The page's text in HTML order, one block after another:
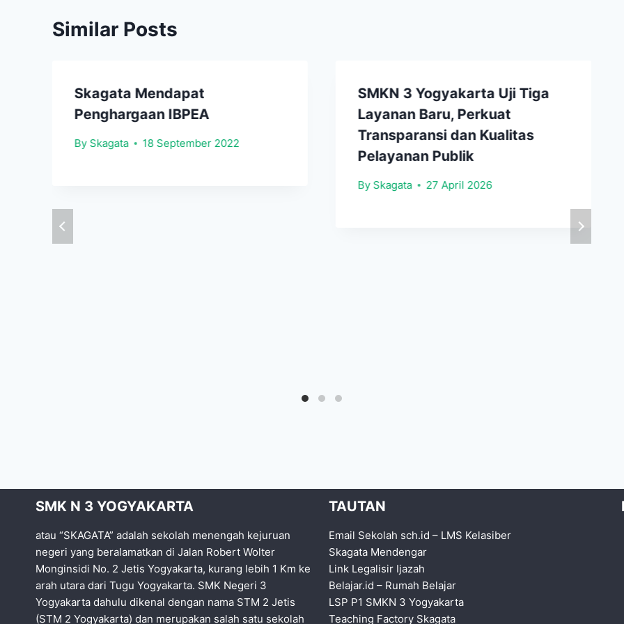
Similar Posts
Skagata Mendapat
Penghargaan IBPEA
By Skagata 18 September 2022
SMKN 3 Yogyakarta Uji Tiga
Layanan Baru, Perkuat
Transparansi dan Kualitas
Pelayanan Publik
By Skagata 27 April 2026
SMK N 3 YOGYAKARTA
atau “SKAGATA” adalah sekolah menengah kejuruan
negeri yang beralamatkan di Jalan Robert Wolter
Monginsidi No. 2 Jetis Yogyakarta, kurang lebih 1 Km ke
arah utara dari Tugu Yogyakarta. SMK Negeri 3
Yogyakarta dahulu dikenal dengan nama STM 2 Jetis
(STM 2 Yogyakarta) dan merupakan salah satu sekolah
TAUTAN
Email Sekolah sch.id – LMS Kelasiber
Skagata Mendengar
Link Legalisir Ijazah
Belajar.id – Rumah Belajar
LSP P1 SMKN 3 Yogyakarta
Teaching Factory Skagata